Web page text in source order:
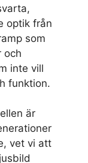
optik från
som
och
inte vill
funktion.
är
vet vi att